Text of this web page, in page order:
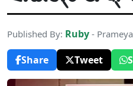
Published By: Ruby -
Share
Tweet